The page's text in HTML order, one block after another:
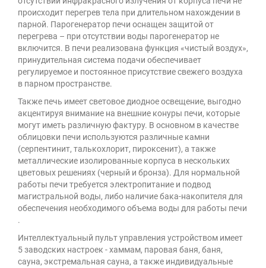
происходит перегрев тела при длительном нахождении в
парной. Парогенератор печи оснащен защитой от
перегрева – при отсутствии воды парогенератор не
включится. В печи реализована функция «чистый воздух»,
принудительная система подачи обеспечивает
регулируемое и постоянное присутствие свежего воздуха
в парном пространстве.
Также печь имеет световое диодное освещение, выгодно
акцентируя внимание на внешние конуры печи, которые
могут иметь различную фактуру. В основном в качестве
облицовки печи используются различные камни
(серпентинит, талькохлорит, пироксенит), а также
металлические изолированные корпуса в нескольких
цветовых решениях (черный и бронза). Для нормальной
работы печи требуется электропитание и подвод
магистральной воды, либо наличие бака-накопителя для
обеспечения необходимого объема воды для работы печи
.
Интеллектуальный пульт управления устройством имеет
5 заводских настроек - хаммам, паровая баня, баня,
сауна, экстремальная сауна, а также индивидуальные